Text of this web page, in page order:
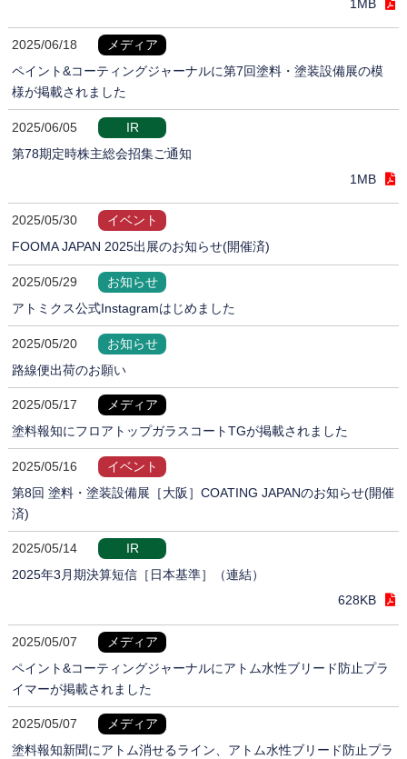
1MB
2025/06/18
メディア
ペイント&コーティングジャーナルに第7回塗料・塗装設備展の模
様が掲載されました
2025/06/05
IR
第78期定時株主総会招集ご通知
1MB
2025/05/30
イベント
FOOMA JAPAN 2025出展のお知らせ(開催済)
2025/05/29
お知らせ
アトミクス公式Instagramはじめました
2025/05/20
お知らせ
路線便出荷のお願い
2025/05/17
メディア
塗料報知にフロアトップガラスコートTGが掲載されました
2025/05/16
イベント
第8回 塗料・塗装設備展［大阪］COATING JAPANのお知らせ(開催
済)
2025/05/14
IR
2025年3月期決算短信［日本基準］（連結）
628KB
2025/05/07
メディア
ペイント&コーティングジャーナルにアトム水性ブリード防止プラ
イマーが掲載されました
2025/05/07
メディア
塗料報知新聞にアトム消せるライン、アトム水性ブリード防止プラ